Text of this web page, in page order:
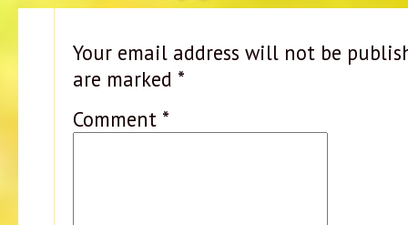
Your email address will not be
are marked *
Comment *